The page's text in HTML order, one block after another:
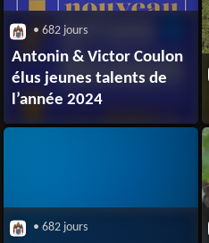
• 682 jours
Antonin & Victor Coulon
élus jeunes talents de
l’année 2024
• 682 jours